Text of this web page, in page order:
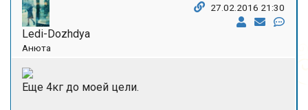
Ledi-Dozhdya
Анюта
27.02.2016 21:30
Еще 4кг до моей цели.